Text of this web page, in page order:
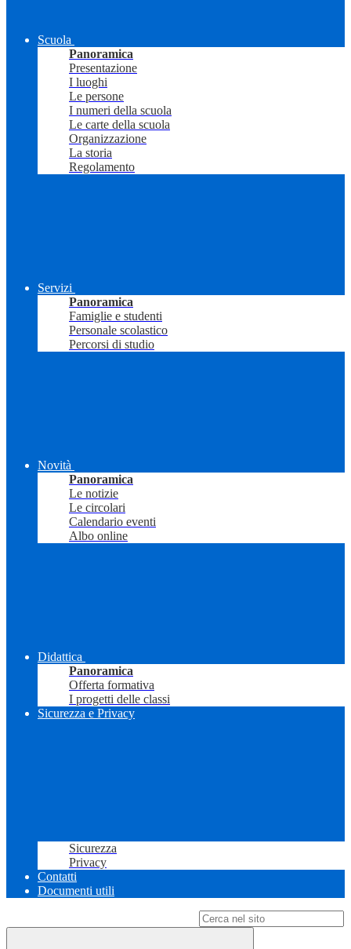
Scuola
Panoramica
Presentazione
I luoghi
Le persone
I numeri della scuola
Le carte della scuola
Organizzazione
La storia
Regolamento
Servizi
Panoramica
Famiglie e studenti
Personale scolastico
Percorsi di studio
Novità
Panoramica
Le notizie
Le circolari
Calendario eventi
Albo online
Didattica
Panoramica
Offerta formativa
I progetti delle classi
Sicurezza e Privacy
Sicurezza
Privacy
Contatti
Documenti utili